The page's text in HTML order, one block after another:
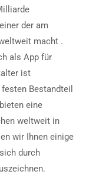
der am
macht .
als App für
ist
Bestandteil
eine
weltweit in
wir Ihnen einige
durch